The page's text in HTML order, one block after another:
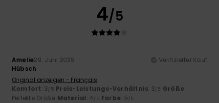
4/5
Amelie29. Juni 2026
Verifizierter Kauf
Hübsch
Original anzeigen - Français
Komfort: 3/5 Preis-Leistungs-Verhältnis: 3/5 Größe:
Perfekte Größe Material: 4/5 Farbe: 5/5